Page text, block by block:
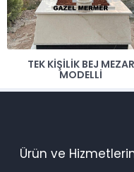
TEK KIŞILIK BEJ MEZAR
MODELLI
Ürün ve